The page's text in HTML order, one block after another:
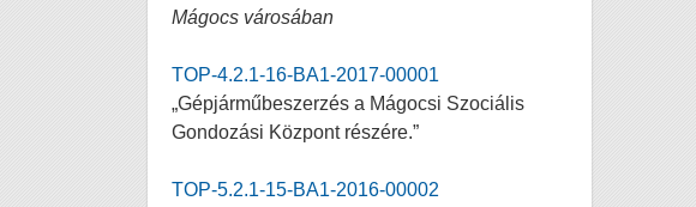
Mágocs városában
TOP-4.2.1-16-BA1-2017-00001
„Gépjárműbeszerzés a Mágocsi Szociális
Gondozási Központ részére.”
TOP-5.2.1-15-BA1-2016-00002